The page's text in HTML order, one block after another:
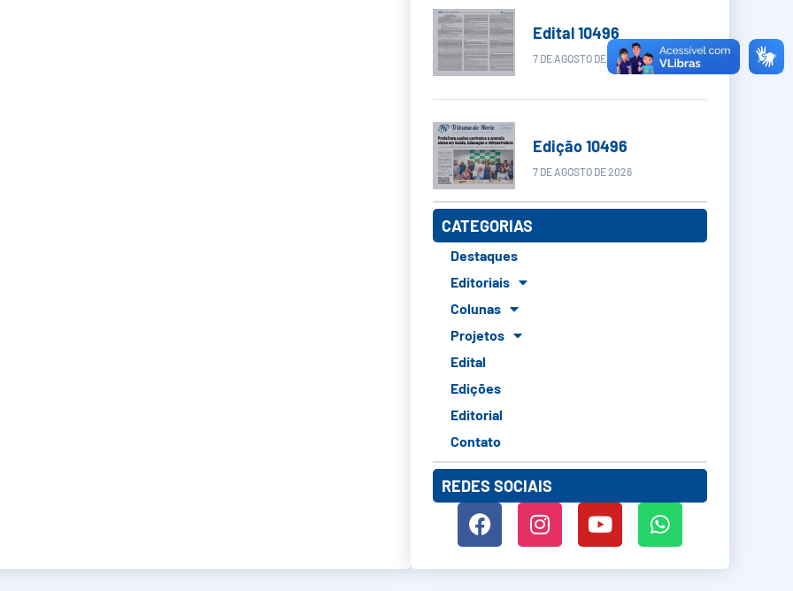
Edital 10496
7 DE AGOSTO DE 2026
Edição 10496
7 DE AGOSTO DE 2026
CATEGORIAS
Destaques
Editoriais
Colunas
Projetos
Edital
Edições
Editorial
Contato
REDES SOCIAIS